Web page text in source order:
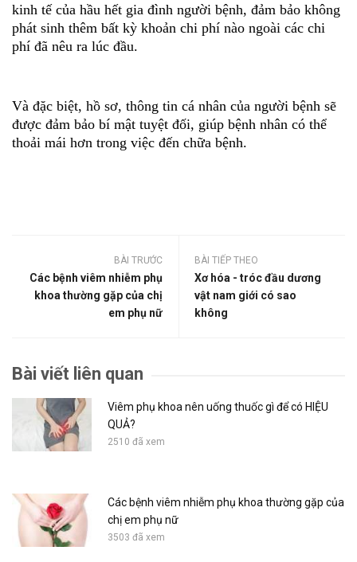
kinh tế của hầu hết gia đình người bệnh, đảm bảo không
phát sinh thêm bất kỳ khoản chi phí nào ngoài các chi
phí đã nêu ra lúc đầu.
Và đặc biệt, hồ sơ, thông tin cá nhân của người bệnh sẽ
được đảm bảo bí mật tuyệt đối, giúp bệnh nhân có thể
thoải mái hơn trong việc đến chữa bệnh.
BÀI TRƯỚC
Các bệnh viêm nhiễm phụ
khoa thường gặp của chị
em phụ nữ
BÀI TIẾP THEO
Xơ hóa - tróc đầu dương
vật nam giới có sao
không
Bài viết liên quan
Viêm phụ khoa nên uống thuốc gì để có HIỆU
QUẢ?
2510 đã xem
Các bệnh viêm nhiễm phụ khoa thường gặp của
chị em phụ nữ
3503 đã xem